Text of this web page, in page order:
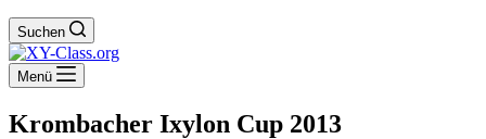
Suchen
Menü
Krombacher Ixylon Cup 2013